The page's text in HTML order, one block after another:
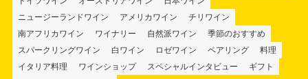
ニュージーランドワイン
アメリカワイン
チリワイン
南アフリカワイン
ワイナリー 自然派ワイン
季節のおすすめ
スパークリングワイン
白ワイン ロゼワイン ペアリング
料理
イタリア料理
ワインショップ スペシャルインタビュー
ギフト